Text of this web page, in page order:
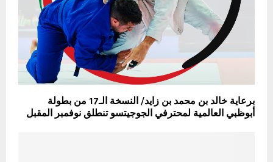
برعاية خالد بن محمد بن زايد/ النسخة الـ17 من بطولة
أبوظبي العالمية لمحترفي الجوجيتسو تنطلق نوفمبر المقبل